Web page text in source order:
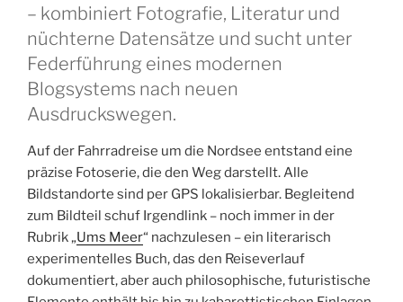
– kombiniert Fotografie, Literatur und
nüchterne Datensätze und sucht unter
Federführung eines modernen
Blogsystems nach neuen
Ausdruckswegen.
Auf der Fahrradreise um die Nordsee entstand eine
präzise Fotoserie, die den Weg darstellt. Alle
Bildstandorte sind per GPS lokalisierbar. Begleitend
zum Bildteil schuf Irgendlink – noch immer in der
Rubrik „Ums Meer“ nachzulesen – ein literarisch
experimentelles Buch, das den Reiseverlauf
dokumentiert, aber auch philosophische, futuristische